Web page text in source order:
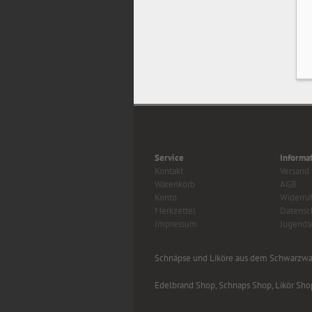
Service
Kontakt
Warenkorb
Konto
Merkzettel
Impressum
AGB
Schnäpse und Liköre aus dem
Edelbrand Shop, Schnaps Shop, Likör